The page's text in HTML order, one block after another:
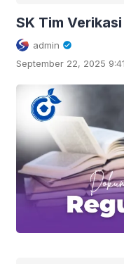
SK Tim
admin
September 22, 2025